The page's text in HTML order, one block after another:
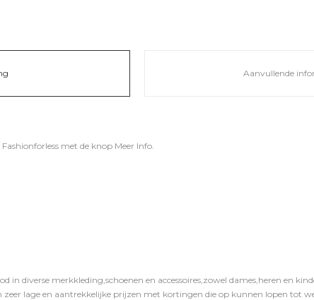
Aanvullende
Fashionforless met de knop Meer Info.
in diverse merkkleding,schoenen en accessoires,zowel dames,heren en
zeer lage en aantrekkelijke prijzen met kortingen die op kunnen lopen tot